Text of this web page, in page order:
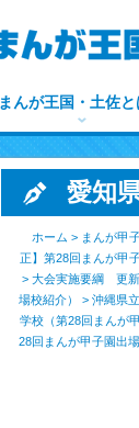
まんが王国・土佐と
愛知
ホーム > まんが甲
正】第28回まんが甲
> 大会実施要綱 更
場校紹介）
> 沖縄県
学校（第28回まんが
28回まんが甲子園出場